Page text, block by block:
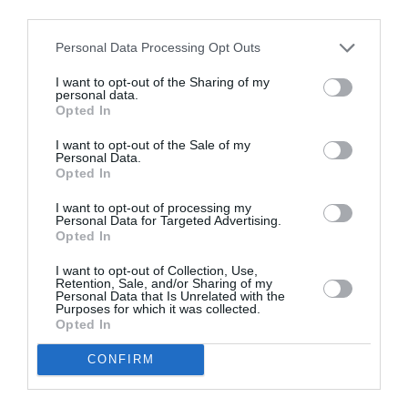
Personal Data Processing Opt Outs
I want to opt-out of the Sharing of my
personal data.
Opted In
I want to opt-out of the Sale of my
Personal Data.
Opted In
I want to opt-out of processing my
Personal Data for Targeted Advertising.
Opted In
I want to opt-out of Collection, Use,
Retention, Sale, and/or Sharing of my
Personal Data that Is Unrelated with the
Purposes for which it was collected.
Opted In
CONFIRM
țara în care trăim”
consilier local la Primăria Romei: ”Candidez pentru
românii care au prins rădăcini aici”
Un român candidează la alegerile locale din Torino.
alegerilor!”
Honorius Barnisca, român candidat la Roma, din
partea Lega Salvini: ”Pentru ca vocea noastră să fie
auzită!”
Daniela Lache, antreprenoare la Torino, candidează
pentru Consiliul Local: ”Se poate ajunge la integrarea